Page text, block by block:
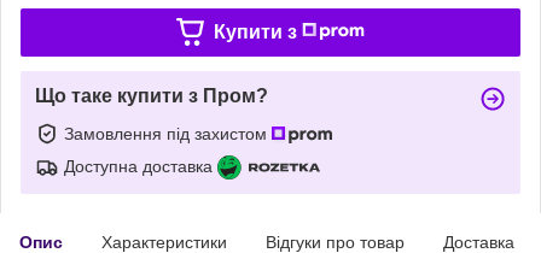
Купити з
Що таке купити з Пром?
Замовлення під захистом
Доступна доставка
Опис Характеристики Відгуки про товар Доставка